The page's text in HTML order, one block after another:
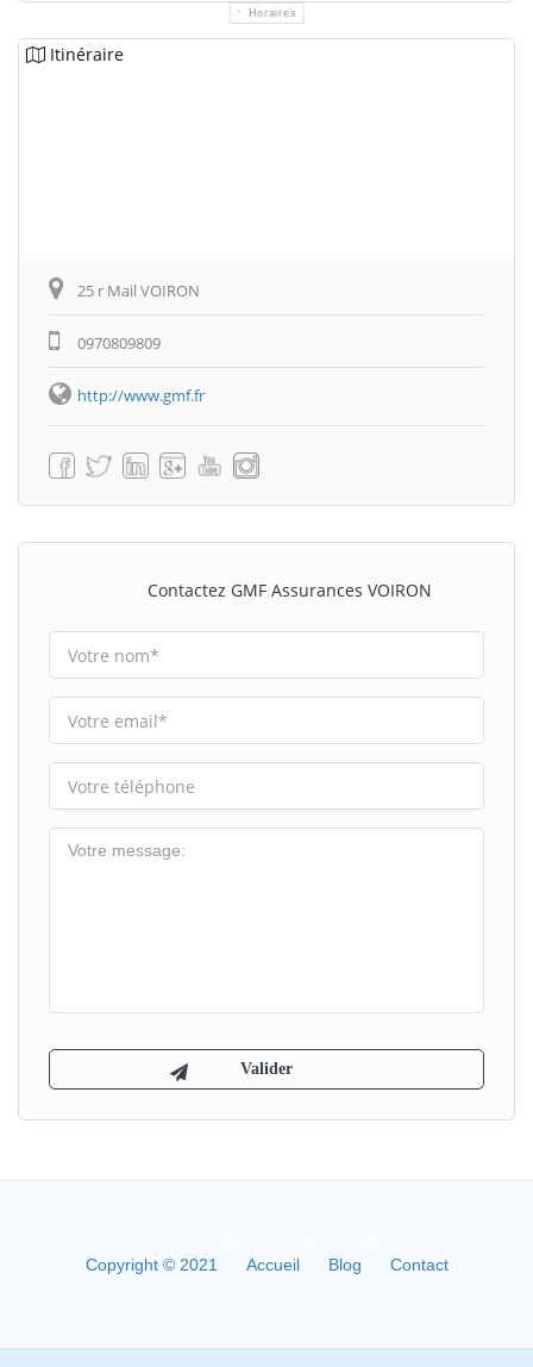
Horaires
Itinéraire
25 r Mail VOIRON
0970809809
http://www.gmf.fr
Contactez GMF Assurances VOIRON
Copyright © 2021 Accueil Blog Contact